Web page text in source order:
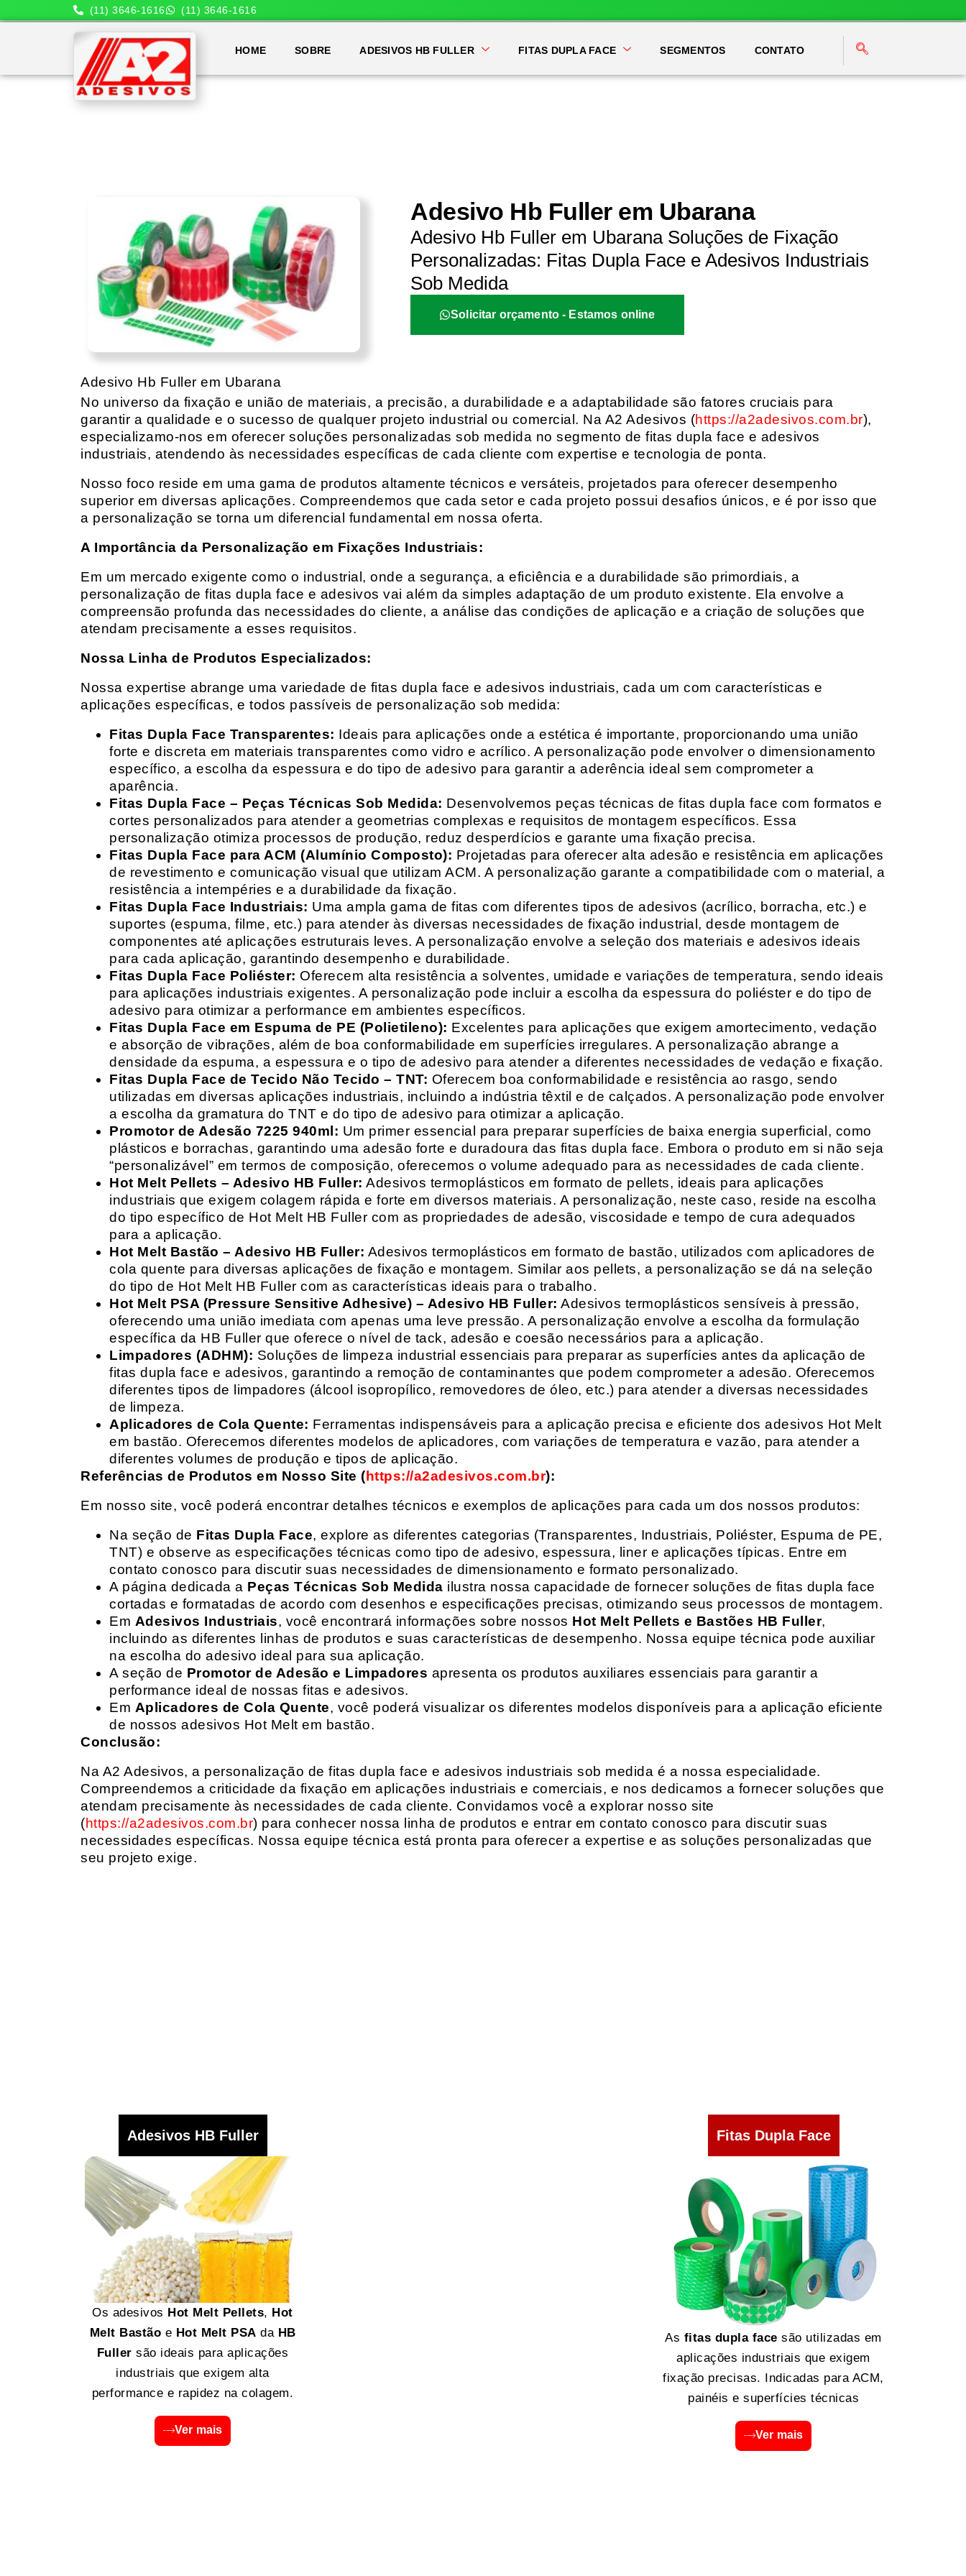
(11) 3646-1616 (11) 3646-1616
HOME SOBRE ADESIVOS HB FULLER FITAS DUPLA FACE SEGMENTOS CONTATO
Adesivo Hb Fuller em Ubarana
Adesivo Hb Fuller em Ubarana Soluções de Fixação
Personalizadas: Fitas Dupla Face e Adesivos Industriais
Sob Medida
Solicitar orçamento - Estamos online
Adesivo Hb Fuller em Ubarana
No universo da fixação e união de materiais, a precisão, a durabilidade e a adaptabilidade são fatores cruciais para
garantir a qualidade e o sucesso de qualquer projeto industrial ou comercial. Na A2 Adesivos (https://a2adesivos.com.br),
especializamo-nos em oferecer soluções personalizadas sob medida no segmento de fitas dupla face e adesivos
industriais, atendendo às necessidades específicas de cada cliente com expertise e tecnologia de ponta.
Nosso foco reside em uma gama de produtos altamente técnicos e versáteis, projetados para oferecer desempenho
superior em diversas aplicações. Compreendemos que cada setor e cada projeto possui desafios únicos, e é por isso que
a personalização se torna um diferencial fundamental em nossa oferta.
A Importância da Personalização em Fixações Industriais:
Em um mercado exigente como o industrial, onde a segurança, a eficiência e a durabilidade são primordiais, a
personalização de fitas dupla face e adesivos vai além da simples adaptação de um produto existente. Ela envolve a
compreensão profunda das necessidades do cliente, a análise das condições de aplicação e a criação de soluções que
atendam precisamente a esses requisitos.
Nossa Linha de Produtos Especializados:
Nossa expertise abrange uma variedade de fitas dupla face e adesivos industriais, cada um com características e
aplicações específicas, e todos passíveis de personalização sob medida:
Fitas Dupla Face Transparentes: Ideais para aplicações onde a estética é importante, proporcionando uma união
forte e discreta em materiais transparentes como vidro e acrílico. A personalização pode envolver o dimensionamento
específico, a escolha da espessura e do tipo de adesivo para garantir a aderência ideal sem comprometer a
aparência.
Fitas Dupla Face – Peças Técnicas Sob Medida: Desenvolvemos peças técnicas de fitas dupla face com formatos e
cortes personalizados para atender a geometrias complexas e requisitos de montagem específicos. Essa
personalização otimiza processos de produção, reduz desperdícios e garante uma fixação precisa.
Fitas Dupla Face para ACM (Alumínio Composto): Projetadas para oferecer alta adesão e resistência em aplicações
de revestimento e comunicação visual que utilizam ACM. A personalização garante a compatibilidade com o material, a
resistência a intempéries e a durabilidade da fixação.
Fitas Dupla Face Industriais: Uma ampla gama de fitas com diferentes tipos de adesivos (acrílico, borracha, etc.) e
suportes (espuma, filme, etc.) para atender às diversas necessidades de fixação industrial, desde montagem de
componentes até aplicações estruturais leves. A personalização envolve a seleção dos materiais e adesivos ideais
para cada aplicação, garantindo desempenho e durabilidade.
Fitas Dupla Face Poliéster: Oferecem alta resistência a solventes, umidade e variações de temperatura, sendo ideais
para aplicações industriais exigentes. A personalização pode incluir a escolha da espessura do poliéster e do tipo de
adesivo para otimizar a performance em ambientes específicos.
Fitas Dupla Face em Espuma de PE (Polietileno): Excelentes para aplicações que exigem amortecimento, vedação
e absorção de vibrações, além de boa conformabilidade em superfícies irregulares. A personalização abrange a
densidade da espuma, a espessura e o tipo de adesivo para atender a diferentes necessidades de vedação e fixação.
Fitas Dupla Face de Tecido Não Tecido – TNT: Oferecem boa conformabilidade e resistência ao rasgo, sendo
utilizadas em diversas aplicações industriais, incluindo a indústria têxtil e de calçados. A personalização pode envolver
a escolha da gramatura do TNT e do tipo de adesivo para otimizar a aplicação.
Promotor de Adesão 7225 940ml: Um primer essencial para preparar superfícies de baixa energia superficial, como
plásticos e borrachas, garantindo uma adesão forte e duradoura das fitas dupla face. Embora o produto em si não seja
“personalizável” em termos de composição, oferecemos o volume adequado para as necessidades de cada cliente.
Hot Melt Pellets – Adesivo HB Fuller: Adesivos termoplásticos em formato de pellets, ideais para aplicações
industriais que exigem colagem rápida e forte em diversos materiais. A personalização, neste caso, reside na escolha
do tipo específico de Hot Melt HB Fuller com as propriedades de adesão, viscosidade e tempo de cura adequados
para a aplicação.
Hot Melt Bastão – Adesivo HB Fuller: Adesivos termoplásticos em formato de bastão, utilizados com aplicadores de
cola quente para diversas aplicações de fixação e montagem. Similar aos pellets, a personalização se dá na seleção
do tipo de Hot Melt HB Fuller com as características ideais para o trabalho.
Hot Melt PSA (Pressure Sensitive Adhesive) – Adesivo HB Fuller: Adesivos termoplásticos sensíveis à pressão,
oferecendo uma união imediata com apenas uma leve pressão. A personalização envolve a escolha da formulação
específica da HB Fuller que oferece o nível de tack, adesão e coesão necessários para a aplicação.
Limpadores (ADHM): Soluções de limpeza industrial essenciais para preparar as superfícies antes da aplicação de
fitas dupla face e adesivos, garantindo a remoção de contaminantes que podem comprometer a adesão. Oferecemos
diferentes tipos de limpadores (álcool isopropílico, removedores de óleo, etc.) para atender a diversas necessidades
de limpeza.
Aplicadores de Cola Quente: Ferramentas indispensáveis para a aplicação precisa e eficiente dos adesivos Hot Melt
em bastão. Oferecemos diferentes modelos de aplicadores, com variações de temperatura e vazão, para atender a
diferentes volumes de produção e tipos de aplicação.
Referências de Produtos em Nosso Site (https://a2adesivos.com.br):
Em nosso site, você poderá encontrar detalhes técnicos e exemplos de aplicações para cada um dos nossos produtos:
Na seção de Fitas Dupla Face, explore as diferentes categorias (Transparentes, Industriais, Poliéster, Espuma de PE,
TNT) e observe as especificações técnicas como tipo de adesivo, espessura, liner e aplicações típicas. Entre em
contato conosco para discutir suas necessidades de dimensionamento e formato personalizado.
A página dedicada a Peças Técnicas Sob Medida ilustra nossa capacidade de fornecer soluções de fitas dupla face
cortadas e formatadas de acordo com desenhos e especificações precisas, otimizando seus processos de montagem.
Em Adesivos Industriais, você encontrará informações sobre nossos Hot Melt Pellets e Bastões HB Fuller,
incluindo as diferentes linhas de produtos e suas características de desempenho. Nossa equipe técnica pode auxiliar
na escolha do adesivo ideal para sua aplicação.
A seção de Promotor de Adesão e Limpadores apresenta os produtos auxiliares essenciais para garantir a
performance ideal de nossas fitas e adesivos.
Em Aplicadores de Cola Quente, você poderá visualizar os diferentes modelos disponíveis para a aplicação eficiente
de nossos adesivos Hot Melt em bastão.
Conclusão:
Na A2 Adesivos, a personalização de fitas dupla face e adesivos industriais sob medida é a nossa especialidade.
Compreendemos a criticidade da fixação em aplicações industriais e comerciais, e nos dedicamos a fornecer soluções que
atendam precisamente às necessidades de cada cliente. Convidamos você a explorar nosso site
(https://a2adesivos.com.br) para conhecer nossa linha de produtos e entrar em contato conosco para discutir suas
necessidades específicas. Nossa equipe técnica está pronta para oferecer a expertise e as soluções personalizadas que
seu projeto exige.
Adesivos HB Fuller
Os adesivos Hot Melt Pellets, Hot
Melt Bastão e Hot Melt PSA da HB
Fuller são ideais para aplicações
industriais que exigem alta
performance e rapidez na colagem.
Ver mais
Fitas Dupla Face
As fitas dupla face são utilizadas em
aplicações industriais que exigem
fixação precisas. Indicadas para ACM,
painéis e superfícies técnicas
Ver mais